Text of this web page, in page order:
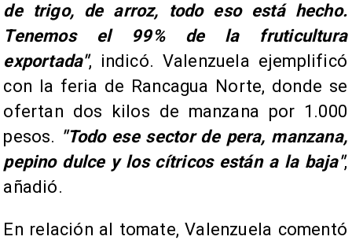
de trigo, de arroz, todo eso está hecho.
Tenemos el 99% de la fruticultura
exportada", indicó. Valenzuela ejemplificó
con la feria de Rancagua Norte, donde se
ofertan dos kilos de manzana por 1.000
pesos. "Todo ese sector de pera, manzana,
pepino dulce y los cítricos están a la baja",
añadió.
En relación al tomate, Valenzuela comentó